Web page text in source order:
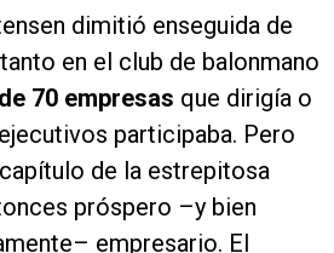
dimitió enseguida de
en el club de balonmano
70 empresas que dirigía o
participaba. Pero
de la estrepitosa
próspero –y bien
empresario. El